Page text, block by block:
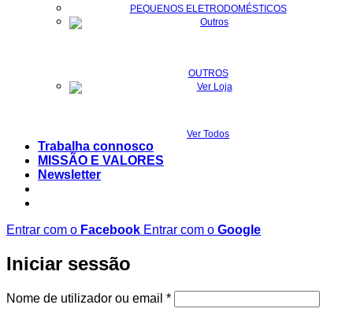
PEQUENOS ELETRODOMÉSTICOS
OUTROS
Ver Todos
Trabalha connosco
MISSÃO E VALORES
Newsletter
Entrar com o Facebook Entrar com o Google
Iniciar sessão
Nome de utilizador ou email *Obrigatório